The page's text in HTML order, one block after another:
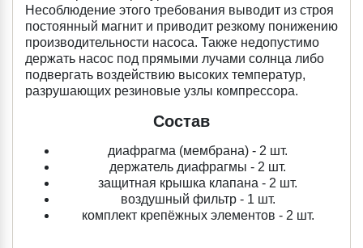
Несоблюдение этого требования выводит из строя
постоянный магнит и приводит резкому понижению
производительности насоса. Также недопустимо
держать насос под прямыми лучами солнца либо
подвергать воздействию высоких температур,
разрушающих резиновые узлы компрессора.
Состав
диафрагма (мембрана) - 2 шт.
держатель диафрагмы - 2 шт.
защитная крышка клапана - 2 шт.
воздушный фильтр - 1 шт.
комплект крепёжных элементов - 2 шт.